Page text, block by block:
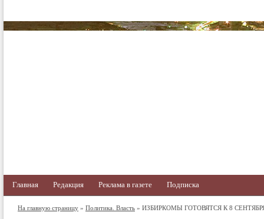
Главная Редакция Реклама в газете Подписка
На главную страницу » Политика. Власть » ИЗБИРКОМЫ ГОТОВЯТСЯ К 8